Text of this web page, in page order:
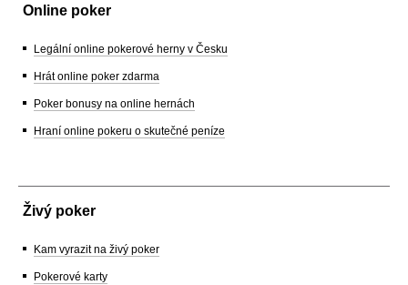
Online poker
Legální online pokerové herny v Česku
Hrát online poker zdarma
Poker bonusy na online hernách
Hraní online pokeru o skutečné peníze
Živý poker
Kam vyrazit na živý poker
Pokerové karty